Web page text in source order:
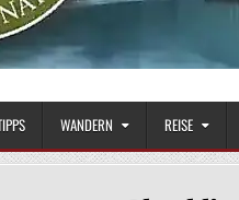
WANDERN REISE